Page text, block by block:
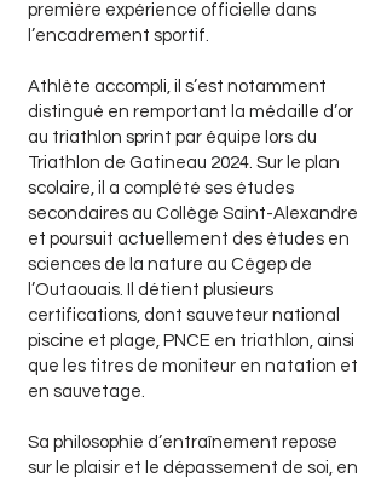
première expérience officielle dans
l’encadrement sportif.
Athlète accompli, il s’est notamment
distingué en remportant la médaille d’or
au triathlon sprint par équipe lors du
Triathlon de Gatineau 2024. Sur le plan
scolaire, il a complété ses études
secondaires au Collège Saint-Alexandre
et poursuit actuellement des études en
sciences de la nature au Cégep de
l’Outaouais. Il détient plusieurs
certifications, dont sauveteur national
piscine et plage, PNCE en triathlon, ainsi
que les titres de moniteur en natation et
en sauvetage.
Sa philosophie d’entraînement repose
sur le plaisir et le dépassement de soi, en